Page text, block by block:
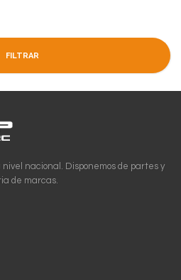
FILTRAR
nacional. Disponemos de partes y
de marcas.